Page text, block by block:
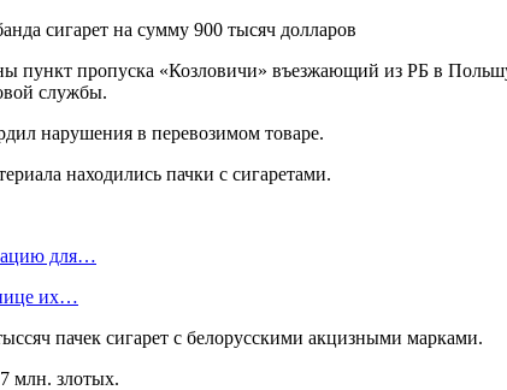
пункт пропуска «Козловичи» въезжающий из РБ в
службы.
нарушения в перевозимом товаре.
находились пачки с сигаретами.
для…
их…
пачек сигарет с белорусскими акцизными марками.
млн. злотых.